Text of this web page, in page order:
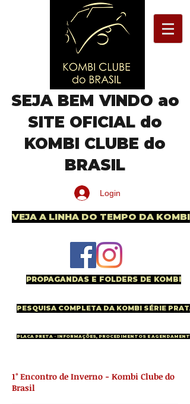
SEJA BEM VINDO ao
SITE OFICIAL do
KOMBI CLUBE do
BRASIL
Login
VEJA A LINHA DO TEMPO DA KOMBI
PROPAGANDAS E FOLDERS DE KOMBI
PESQUISA COMPLETA DA KOMBI SÉRIE PRATA
PLACA PRETA - INFORMAÇÕES, PROCEDIMENTOS E
1° Encontro de Inverno - Kombi Clube do
Brasil